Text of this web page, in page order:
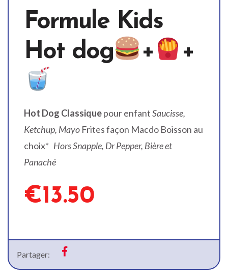
Formule Kids
Hot dog
+ +
Hot Dog Classiquepour enfantSaucisse,
Ketchup, Mayo Frites façon Macdo Boisson au
choix* Hors Snapple, Dr Pepper, Bière et
Panaché
€13.50
Partager: